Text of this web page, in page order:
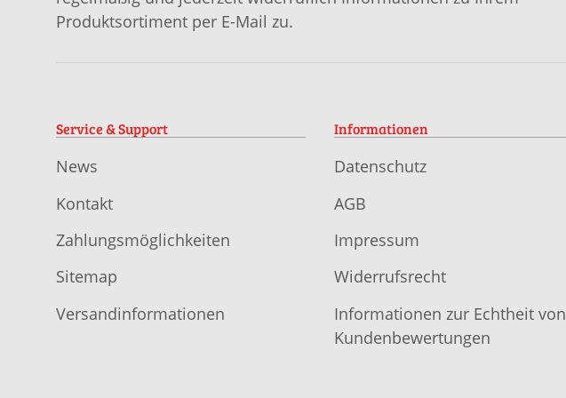
Produktsortiment per E-Mail zu.
Service & Support
News
Kontakt
Zahlungsmöglichkeiten
Sitemap
Versandinformationen
Informationen
Datenschutz
AGB
Impressum
Widerrufsrecht
Informationen zur Echtheit von
Kundenbewertungen